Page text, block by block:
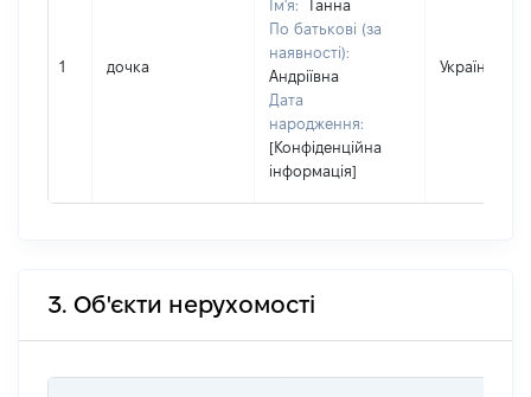
1 дочка
Ім'я:
Ганна
По батькові (за
наявності):
Андріївна
Дата
народження:
[Конфіденційна
інформація]
Україна
3. Об'єкти нерухомості